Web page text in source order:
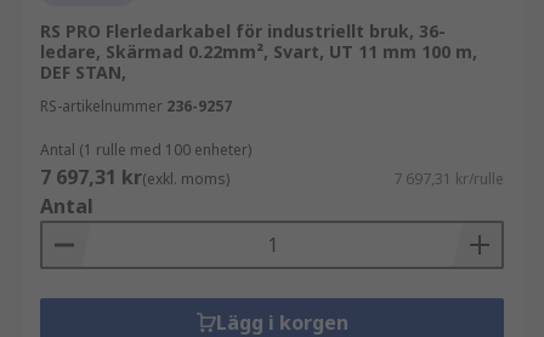
RS PRO Flerledarkabel för industriellt bruk, 36-
ledare, Skärmad 0.22mm², Svart, UT 11 mm 100 m,
DEF STAN,
RS-artikelnummer 236-9257
Antal (1 rulle med 100 enheter)
7 697,31 kr(exkl. moms) 7 697,31 kr/rulle
Antal
Lägg i korgen